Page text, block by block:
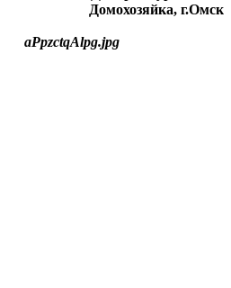
Домохозяйка, г.Омск